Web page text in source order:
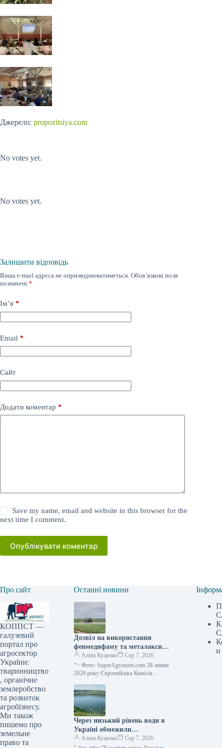
Джерело: propozitsiya.com
No votes yet.
No votes yet.
Залишити відповідь
Ваша e-mail адреса не оприлюднюватиметься. Обов’язкові поля
позначені *
Ім’я *
Email *
Сайт
Додати коментар *
Save my name, email and website in this browser for the
next time I comment.
Опублікувати коментар
Про сайт
КОППСТ —
галузевий
портал про
агросектор
України:
тваринництво
, органічне
землеробство
та розвиток
агробізнесу.
Ми також
пишемо про
земельне
право та
Останні новини
Дозвіл на використання
фенмедифаму та металаксилу
в ЄС продовжено —
SuperAgronom.com
Аліна Куценко
Сер 7, 2026
“> Фото: SuperAgronom.com 28 липня
2026 року Європейська Комісія
регламент (ЄС) 2026/1826, спираючись
на перший підпункт статті 17…
Через низький рівень води в
Україні обмежили
використання води для 185
Аліна Куценко
Сер 7, 2026
и